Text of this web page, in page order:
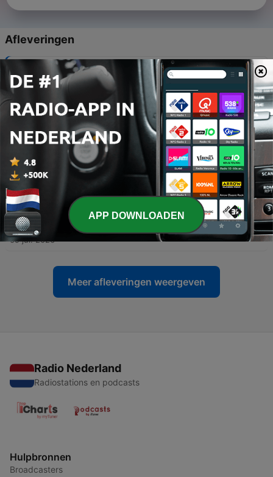
Afleveringen
Niet Kijken! | #272
06 aug. 2026
262 - Mentale Gymnastiek | #271
261 - Socialisme is een ziekte | #270
23 jul. 2026
-
16 jul. 2026
259 - De ondergang in vogelvlucht | #268
09 jul. 2026
Meer afleveringen weergeven
Radio Nederland
Radiostations en podcasts
Hulpbronnen
Broadcasters
APP DOWNLOADEN